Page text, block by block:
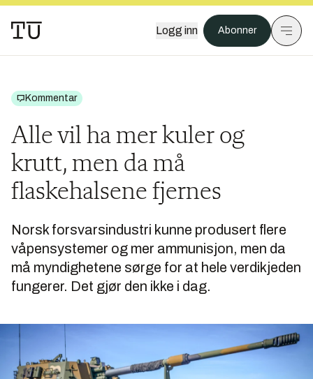
Logg inn Abonner
Kommentar
Alle vil ha mer kuler og
krutt, men da må
flaskehalsene fjernes
Norsk forsvarsindustri kunne produsert flere
våpensystemer og mer ammunisjon, men da
må myndighetene sørge for at hele verdikjeden
fungerer. Det gjør den ikke i dag.